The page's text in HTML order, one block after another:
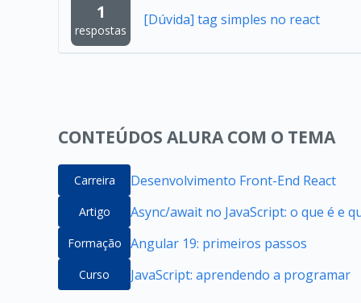
1
respostas
[Dúvida] tag simples no react
CONTEÚDOS ALURA COM O TEMA
Carreira Desenvolvimento Front-End React
Artigo Async/await no JavaScript: o que é e
Formação Angular 19: primeiros passos
Curso JavaScript: aprendendo a programar